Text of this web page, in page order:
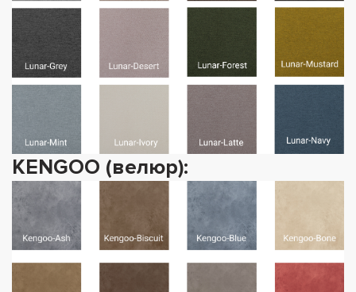
KENGOO (велюр):